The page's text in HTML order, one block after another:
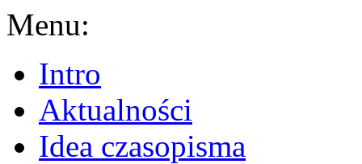
Menu:
Intro
Aktualności
Idea czasopisma